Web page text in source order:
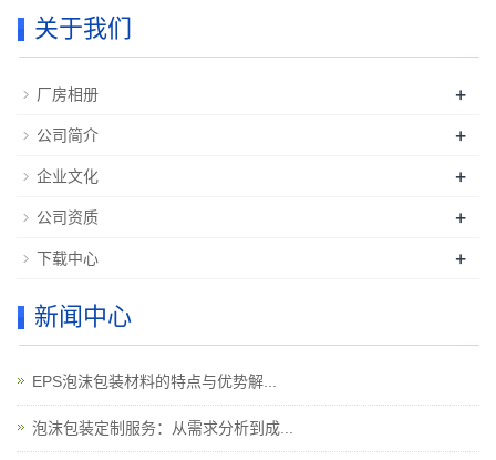
关于我们
厂房相册 +
公司简介 +
企业文化 +
公司资质 +
下载中心 +
新闻中心
EPS泡沫包装材料的特点与优势解...
泡沫包装定制服务：从需求分析到成...